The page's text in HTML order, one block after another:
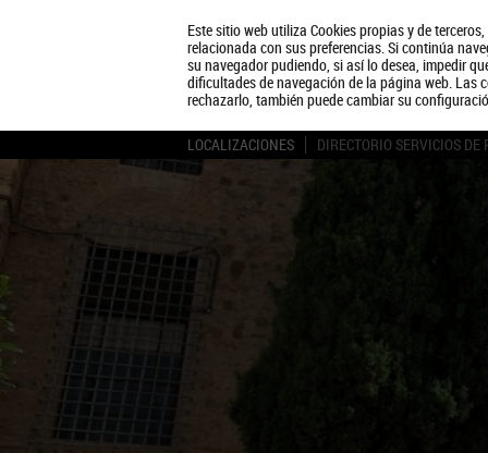
Este sitio web utiliza Cookies propias y de
relacionada con sus preferencias. Si continúa
su navegador pudiendo, si así lo desea, impedir
dificultades de navegación de la página web. Las
rechazarlo, también puede cambiar su
LOCALIZACIONES DIRECTORIO SERVICIOS DE